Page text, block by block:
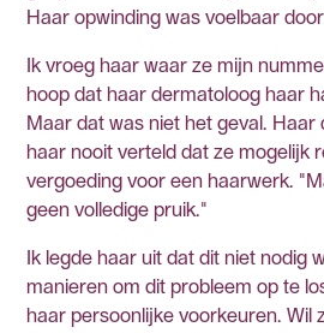
Haar opwinding was voelbaar
Ik vroeg haar waar ze mijn
hoop dat haar dermatoloog haar
Maar dat was niet het geval. Haar
haar nooit verteld dat ze mogelijk
vergoeding voor een haarwerk.
geen volledige pruik."
Ik legde haar uit dat dit niet nodig
manieren om dit probleem op te
haar persoonlijke voorkeuren. Wil